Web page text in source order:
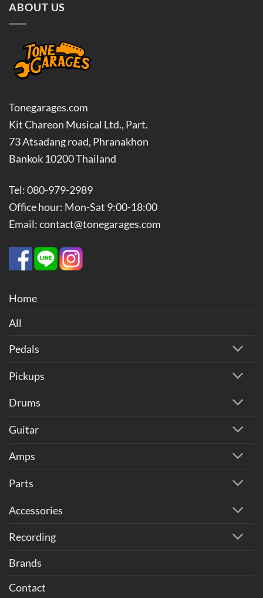
ABOUT US
Tonegarages.com
Kit Chareon Musical Ltd., Part.
73 Atsadang road, Phranakhon
Bankok 10200 Thailand
Tel: 080-979-2989
Office hour: Mon-Sat 9:00-18:00
Email: contact@tonegarages.com
Home
All
Pedals
Pickups
Drums
Guitar
Amps
Parts
Accessories
Recording
Brands
Contact